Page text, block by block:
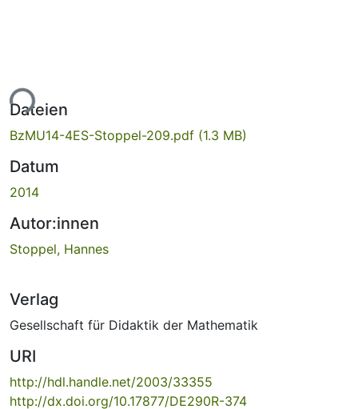
Dateien
BzMU14-4ES-Stoppel-209.pdf (1.3 MB)
Datum
2014
Autor:innen
Stoppel, Hannes
Verlag
Gesellschaft für Didaktik der Mathematik
URI
http://hdl.handle.net/2003/33355
http://dx.doi.org/10.17877/DE290R-374